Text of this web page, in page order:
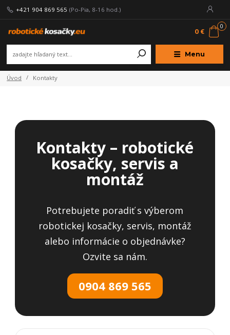
Menu
+421 904 869 565 (Po-Pia, 8-16 hod.)
0
0 €
Úvod Kontakty
Kontakty – robotické
kosačky, servis a
montáž
Potrebujete poradiť s výberom
robotickej kosačky, servis, montáž
alebo informácie o objednávke?
Ozvite sa nám.
0904 869 565